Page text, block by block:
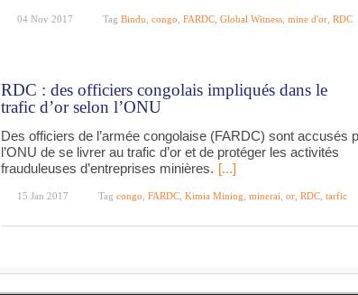
04 Nov 2017 Tag Bindu congo FARDC Global Witness mine d'or RDC
RDC : des officiers congolais impliqués dans le
trafic d’or selon l’ONU
Des officiers de l’armée congolaise (FARDC) sont accusés
l’ONU de se livrer au trafic d’or et de protéger les activités
frauduleuses d’entreprises minières. [...]
15 Jan 2017 Tag congo FARDC Kimia Mining minerai or RDC tarfic